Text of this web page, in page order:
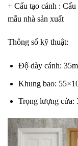
+ Cấu tạo cánh :
mẫu nhà sản xuất
Thông số kỹ thuật:
Độ dày cánh:
Khung bao:
Trọng lượng cửa: